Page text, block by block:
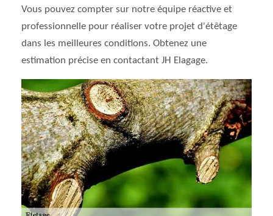
Vous pouvez compter sur notre équipe réactive et
professionnelle pour réaliser votre projet d'étêtage
dans les meilleures conditions. Obtenez une
estimation précise en contactant JH Elagage.